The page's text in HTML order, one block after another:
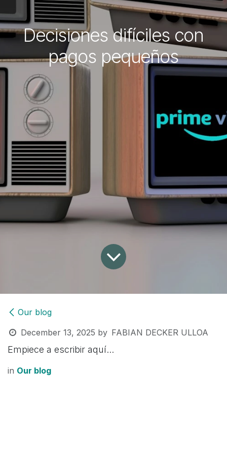
Decisiones difíciles con
pagos pequeños
Our blog
December 13, 2025 by FABIAN DECKER ULLOA
Empiece a escribir aquí...
in Our blog